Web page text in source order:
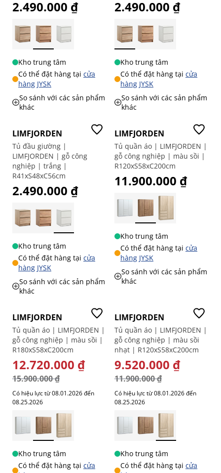
2.490.000 ₫
Kho trung tâm
Có thể đặt hàng tại cửa
hàng JYSK
So sánh với các sản phẩm
khác
2.490.000 ₫
Kho trung tâm
Có thể đặt hàng tại cửa
hàng JYSK
So sánh với các sản phẩm
khác
LIMFJORDEN
Tủ đầu giường |
LIMFJORDEN | gỗ công
nghiệp | trắng |
R41xS48xC56cm
2.490.000 ₫
Kho trung tâm
Có thể đặt hàng tại cửa
hàng JYSK
So sánh với các sản phẩm
khác
LIMFJORDEN
Tủ quần áo | LIMFJORDEN |
gỗ công nghiệp | màu sồi |
R120xS58xC200cm
11.900.000 ₫
Kho trung tâm
Có thể đặt hàng tại cửa
hàng JYSK
So sánh với các sản phẩm
khác
LIMFJORDEN
Tủ quần áo | LIMFJORDEN |
gỗ công nghiệp | màu sồi |
R180xS58xC200cm
GIÁ ĐẶC BIỆT
12.720.000 ₫
15.900.000 ₫
Có hiệu lực từ 08.01.2026 đến
08.25.2026
Kho trung tâm
Có thể đặt hàng tại cửa
LIMFJORDEN
Tủ quần áo | LIMFJORDEN |
gỗ công nghiệp | màu sồi
nhạt | R120xS58xC200cm
GIÁ ĐẶC BIỆT
9.520.000 ₫
11.900.000 ₫
Có hiệu lực từ 08.01.2026 đến
08.25.2026
Kho trung tâm
Có thể đặt hàng tại cửa